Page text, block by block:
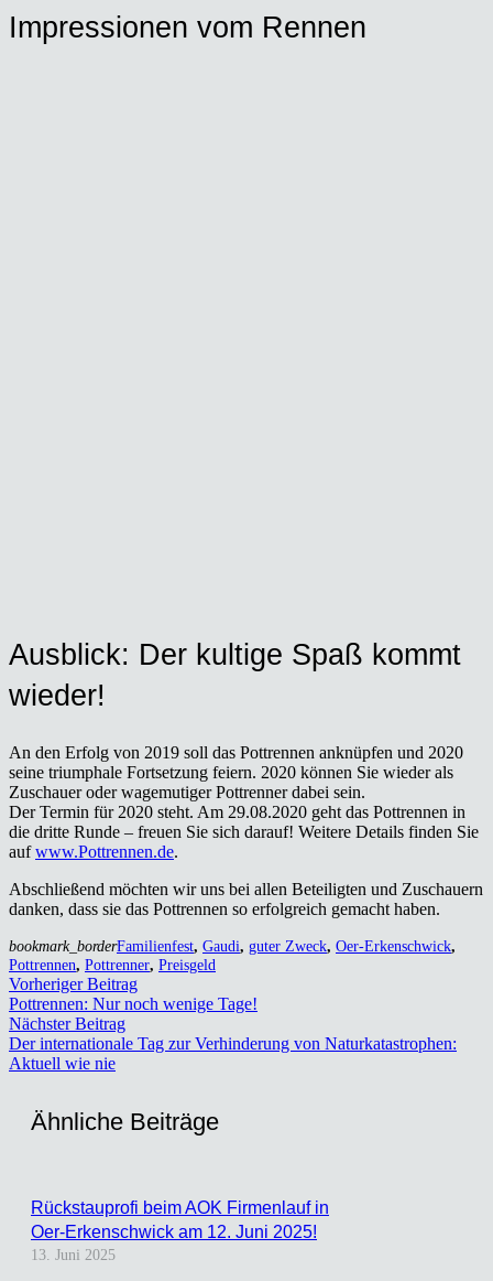
Impres­sio­nen vom Ren­nen
Aus­blick: Der kul­ti­ge Spaß kommt
wie­der!
An den Erfolg von 2019 soll das Pott­ren­nen anknüp­fen und 2020
sei­ne tri­um­pha­le Fort­set­zung fei­ern. 2020 kön­nen Sie wie­der als
Zuschau­er oder wage­mu­ti­ger Pott­ren­ner dabei sein.
Der Ter­min für 2020 steht. Am 29.08.2020 geht das Pott­ren­nen in
die drit­te Run­de – freu­en Sie sich dar­auf! Wei­te­re Details fin­den Sie
aufwww.Pottrennen.de.
Abschlie­ßend möch­ten wir uns bei allen Betei­lig­ten und Zuschau­ern
dan­ken, dass sie das Pott­ren­nen so erfolg­reich gemacht haben.
bookmark_borderFamilienfest, Gaudi, guter Zweck, Oer-Erkenschwick,
Pottrennen, Pottrenner, Preisgeld
Vorheriger Beitrag
Pott­ren­nen: Nur noch weni­ge Tage!
Nächster Beitrag
Der inter­na­tio­na­le Tag zur Ver­hin­de­rung von Natur­ka­ta­stro­phen:
Aktu­ell wie nie
Ähn­li­che Bei­trä­ge
Rück­stau­pro­fi beim AOK Fir­men­lauf in
Oer‑Erkenschwick am 12. Juni 2025!
13. Juni 2025